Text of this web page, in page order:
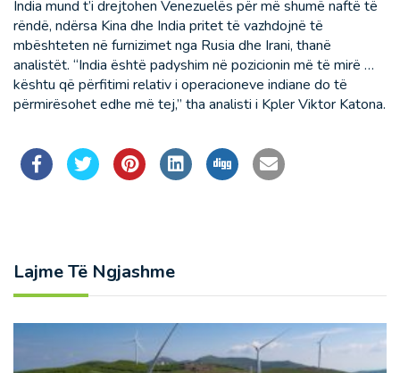
India mund t’i drejtohen Venezuelës për më shumë naftë të
rëndë, ndërsa Kina dhe India pritet të vazhdojnë të
mbështeten në furnizimet nga Rusia dhe Irani, thanë
analistët. “India është padyshim në pozicionin më të mirë …
kështu që përfitimi relativ i operacioneve indiane do të
përmirësohet edhe më tej,” tha analisti i Kpler Viktor Katona.
Lajme Të Ngjashme